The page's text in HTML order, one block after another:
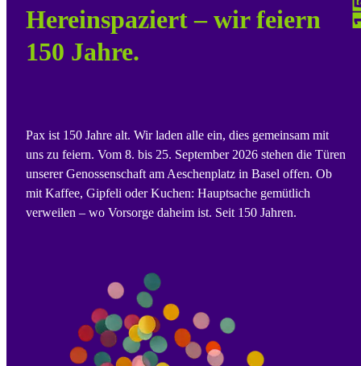
Hereinspaziert – wir feiern
150 Jahre.
Pax ist 150 Jahre alt. Wir laden alle ein, dies gemeinsam mit
uns zu feiern. Vom 8. bis 25. September 2026 stehen die Türen
unserer Genossenschaft am Aeschenplatz in Basel offen. Ob
mit Kaffee, Gipfeli oder Kuchen: Hauptsache gemütlich
verweilen – wo Vorsorge daheim ist. Seit 150 Jahren.